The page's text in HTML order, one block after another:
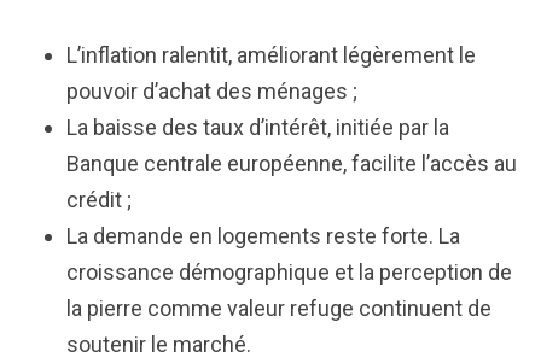
L’inflation ralentit, améliorant légèrement le
pouvoir d’achat des ménages ;
La baisse des taux d’intérêt, initiée par la
Banque centrale européenne, facilite l’accès au
crédit ;
La demande en logements reste forte. La
croissance démographique et la perception de
la pierre comme valeur refuge continuent de
soutenir le marché.